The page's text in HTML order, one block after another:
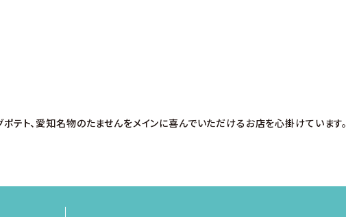
テト、愛知名物のたませんをメインに喜んでいただけるお店を心掛けています。